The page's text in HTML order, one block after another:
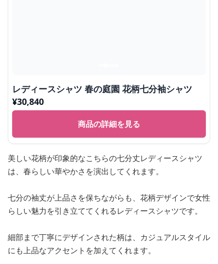
レディースシャツ 春の庭園 花柄七分袖シャツ
¥30,840
商品の詳細を見る
美しい花柄が印象的なこちらの七分丈レディースシャツ
は、春らしい華やかさを演出してくれます。
七分の袖丈が上品さを保ちながらも、花柄デザインで女性
らしい魅力を引き立ててくれるレディースシャツです。
細部まで丁寧にデザインされた柄は、カジュアルスタイル
にも上品なアクセントを加えてくれます。